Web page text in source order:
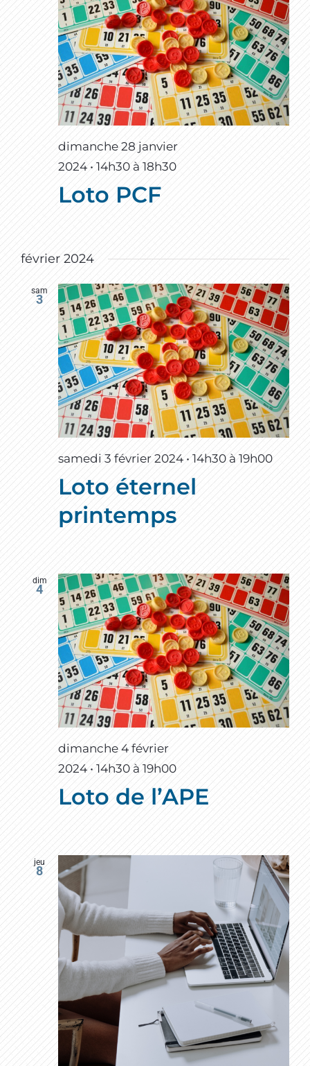
dimanche 28 janvier
2024 • 14h30 à 18h30
Loto PCF
février 2024
sam
3
samedi 3 février 2024 • 14h30 à 19h00
Loto éternel
printemps
dim
4
dimanche 4 février
2024 • 14h30 à 19h00
Loto de l’APE
jeu
8